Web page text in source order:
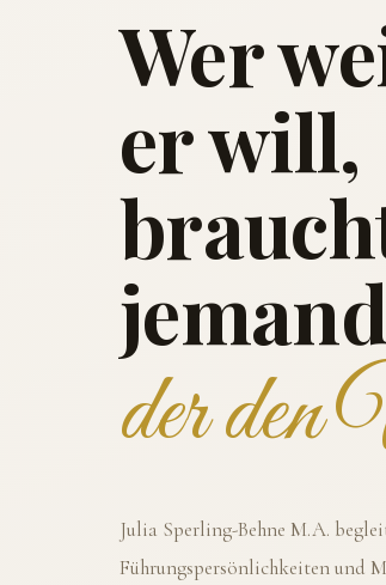
Wer
er will,
der den
Julia Sperling-Behne M.A.
Führungspersönlichkeiten und